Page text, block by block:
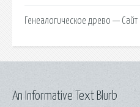
Генеалогическое древо —
An Informative Text Blurb